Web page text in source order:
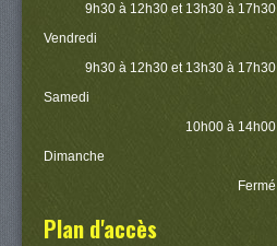
9h30 à 12h30 et 13h30 à 17h30
Vendredi
9h30 à 12h30 et 13h30 à 17h30
Samedi
10h00 à 14h00
Dimanche
Fermé
Plan d'accès